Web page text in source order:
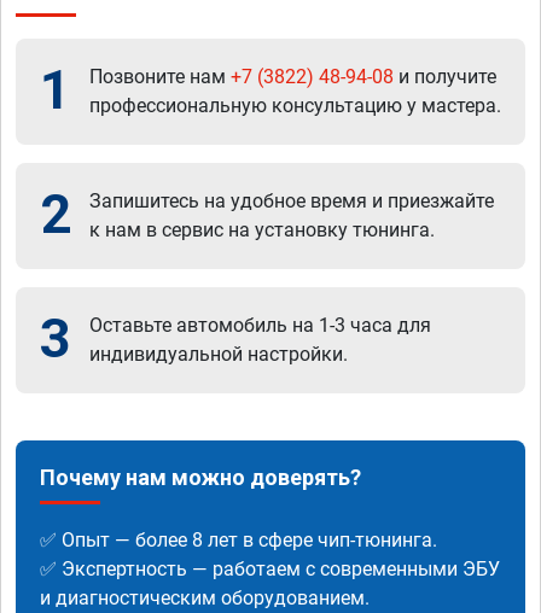
1 Позвоните нам +7 (3822) 48-94-08 и получите
профессиональную консультацию у мастера.
2
Запишитесь на удобное время и приезжайте
к нам в сервис на установку тюнинга.
3
Оставьте автомобиль на 1-3 часа для
индивидуальной настройки.
Почему нам можно доверять?
✅ Опыт — более 8 лет в сфере чип-тюнинга.
✅ Экспертность — работаем с современными ЭБУ
и диагностическим оборудованием.